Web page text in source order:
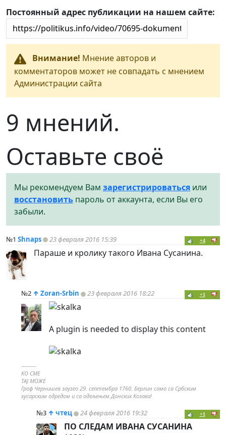
Постоянный адрес публикации на нашем сайте:
Внимание! Мнение авторов и
комментаторов может не совпадать с мнением
Администрации сайта
9 мнений.
Оставьте своё
Мы рекомендуем Вам зарегистрироваться или
восстановить пароль от аккаунта, если Вы его
забыли.
№1 Shnaps 23 февраля 2016 15:39 +4
Параше и кролику такого Ивана Сусанина.
№2 ↑ Zoran-Srbin 23 февраля 2016 18:22 +1
A plugin is needed to display this content
----------
КО СМЕ
ТАЈ МОЖЕ
Гроф Чернишев заузео 29. септембра 1760. Берлин само са Србским
хусарским одредом и са одељењем Донских Козака!
№3 ↑ чтец 24 февраля 2016 19:32 +1
ПО СЛЕДАМ ИВАНА СУСАНИНA